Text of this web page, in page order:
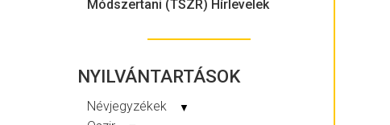
Módszertani (TSZR) Hírlevelek
NYILVÁNTARTÁSOK
Névjegyzékek ▼